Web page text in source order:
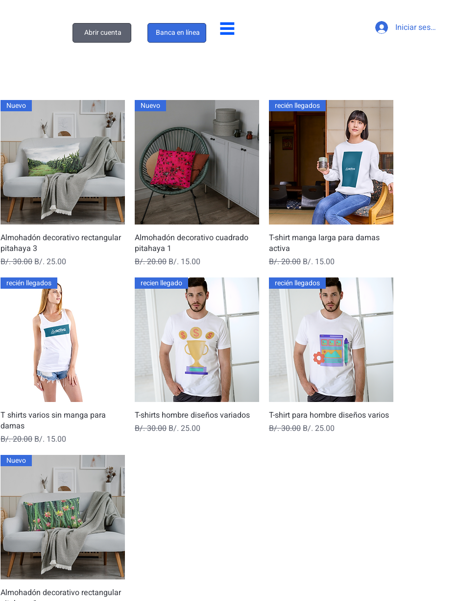
Abrir cuenta Banca en línea Iniciar sesión
Vista rápida
Nuevo
Almohadón decorativo rectangular
pitahaya 3
Precio
B/. 30.00Precio de oferta
B/. 25.00
Vista rápida
Nuevo
Almohadón decorativo cuadrado
pitahaya 1
Precio
B/. 20.00 Precio de oferta
B/. 15.00
Vista rápida
recién llegados
T-shirt manga larga para damas
activa
Precio
B/. 20.00 Precio de oferta
B/. 15.00
Vista rápida
recién llegados
T shirts varios sin manga para
damas
Precio
B/. 20.00Precio de oferta
B/. 15.00
Vista rápida
recien llegado
T-shirts hombre diseños variados
Precio
B/. 30.00 Precio de oferta
B/. 25.00
Vista rápida
recién llegados
T-shirt para hombre diseños varios
Precio
B/. 30.00 Precio de oferta
B/. 25.00
Vista rápida
Nuevo
Almohadón decorativo rectangular